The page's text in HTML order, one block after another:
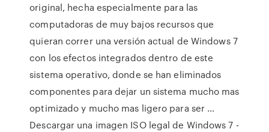
original, hecha especialmente para las
computadoras de muy bajos recursos que
quieran correr una versión actual de Windows 7
con los efectos integrados dentro de este
sistema operativo, donde se han eliminados
componentes para dejar un sistema mucho mas
optimizado y mucho mas ligero para ser …
Descargar una imagen ISO legal de Windows 7 -